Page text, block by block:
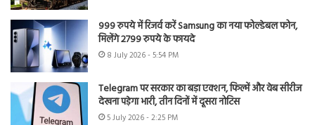
999 रुपये में रिजर्व करें Samsung का नया फोल्डेबल फोन,
मिलेंगे 2799 रुपये के फायदे
8 July 2026 - 5:54 PM
Telegram पर सरकार का बड़ा एक्शन, फिल्में और वेब सीरीज
देखना पड़ेगा भारी, तीन दिनों में दूसरा नोटिस
5 July 2026 - 2:25 PM